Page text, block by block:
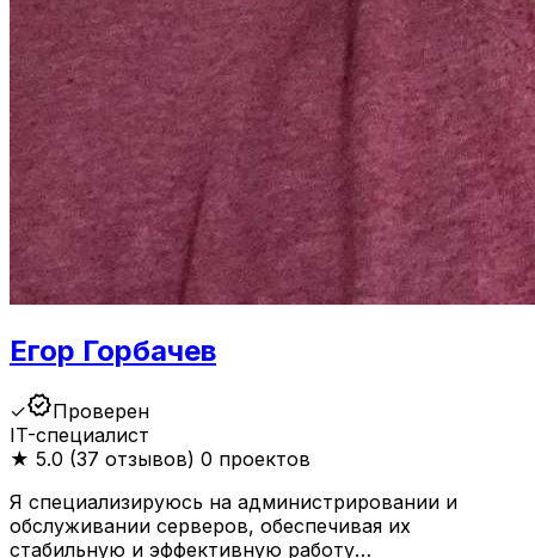
Егор Горбачев
✓verifiedПроверен
IT-специалист
★ 5.0 (37 отзывов) 0 проектов
Я специализируюсь на администрировании и
обслуживании серверов, обеспечивая их
стабильную и эффективную работу…